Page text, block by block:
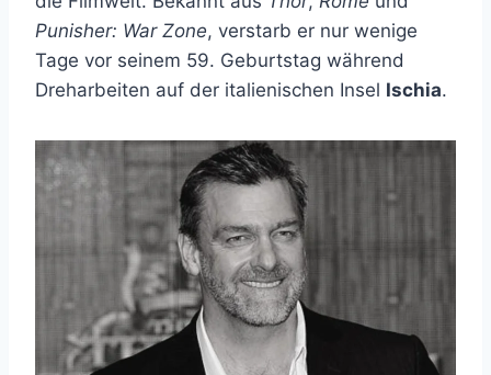
Punisher: War Zone, verstarb er nur wenige
Tage vor seinem 59. Geburtstag während
Dreharbeiten auf der italienischen Insel Ischia.